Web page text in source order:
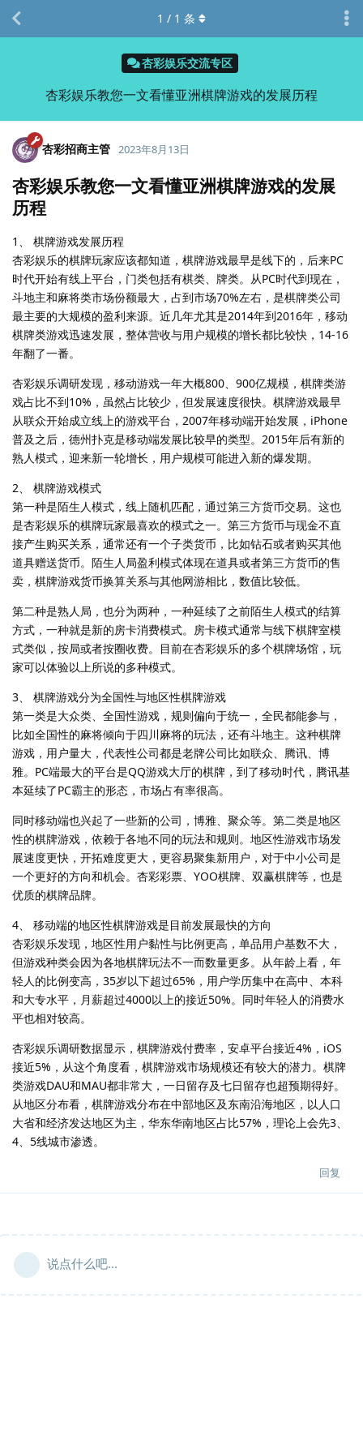
杏彩娱乐交流专区
杏彩娱乐教您一文看懂亚洲棋牌游戏的发展历程
1 / 1 条
杏彩招商主管 2023年8月13日
杏彩娱乐教您一文看懂亚洲棋牌游戏的发展
历程
1、 棋牌游戏发展历程
杏彩娱乐的棋牌玩家应该都知道，棋牌游戏最早是线下的，后来PC
时代开始有线上平台，门类包括有棋类、牌类。从PC时代到现在，
斗地主和麻将类市场份额最大，占到市场70%左右，是棋牌类公司
最主要的大规模的盈利来源。近几年尤其是2014年到2016年，移动
棋牌类游戏迅速发展，整体营收与用户规模的增长都比较快，14-16
年翻了一番。
杏彩娱乐调研发现，移动游戏一年大概800、900亿规模，棋牌类游
戏占比不到10%，虽然占比较少，但发展速度很快。棋牌游戏最早
从联众开始成立线上的游戏平台，2007年移动端开始发展，iPhone
普及之后，德州扑克是移动端发展比较早的类型。2015年后有新的
熟人模式，迎来新一轮增长，用户规模可能进入新的爆发期。
2、 棋牌游戏模式
第一种是陌生人模式，线上随机匹配，通过第三方货币交易。这也
是杏彩娱乐的棋牌玩家最喜欢的模式之一。第三方货币与现金不直
接产生购买关系，通常还有一个子类货币，比如钻石或者购买其他
道具赠送货币。陌生人局盈利模式体现在道具或者第三方货币的售
卖，棋牌游戏货币换算关系与其他网游相比，数值比较低。
第二种是熟人局，也分为两种，一种延续了之前陌生人模式的结算
方式，一种就是新的房卡消费模式。房卡模式通常与线下棋牌室模
式类似，按局或者按圈收费。目前在杏彩娱乐的多个棋牌场馆，玩
家可以体验以上所说的多种模式。
3、 棋牌游戏分为全国性与地区性棋牌游戏
第一类是大众类、全国性游戏，规则偏向于统一，全民都能参与，
比如全国性的麻将倾向于四川麻将的玩法，还有斗地主。这种棋牌
游戏，用户量大，代表性公司都是老牌公司比如联众、腾讯、博
雅。PC端最大的平台是QQ游戏大厅的棋牌，到了移动时代，腾讯基
本延续了PC霸主的形态，市场占有率很高。
同时移动端也兴起了一些新的公司，博雅、聚众等。第二类是地区
性的棋牌游戏，依赖于各地不同的玩法和规则。地区性游戏市场发
展速度更快，开拓难度更大，更容易聚集新用户，对于中小公司是
一个更好的方向和机会。杏彩彩票、YOO棋牌、双赢棋牌等，也是
优质的棋牌品牌。
4、 移动端的地区性棋牌游戏是目前发展最快的方向
杏彩娱乐发现，地区性用户黏性与比例更高，单品用户基数不大，
但游戏种类会因为各地棋牌玩法不一而数量更多。从年龄上看，年
轻人的比例变高，35岁以下超过65%，用户学历集中在高中、本科
和大专水平，月薪超过4000以上的接近50%。同时年轻人的消费水
平也相对较高。
杏彩娱乐调研数据显示，棋牌游戏付费率，安卓平台接近4%，iOS
接近5%，从这个角度看，棋牌游戏市场规模还有较大的潜力。棋牌
类游戏DAU和MAU都非常大，一日留存及七日留存也超预期得好。
从地区分布看，棋牌游戏分布在中部地区及东南沿海地区，以人口
大省和经济发达地区为主，华东华南地区占比57%，理论上会先3、
4、5线城市渗透。
回复
说点什么吧...